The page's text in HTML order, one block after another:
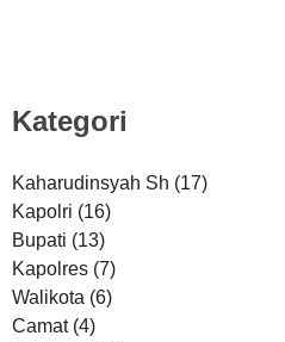
Kategori
Kaharudinsyah Sh (17)
Kapolri (16)
Bupati (13)
Kapolres (7)
Walikota (6)
Camat (4)